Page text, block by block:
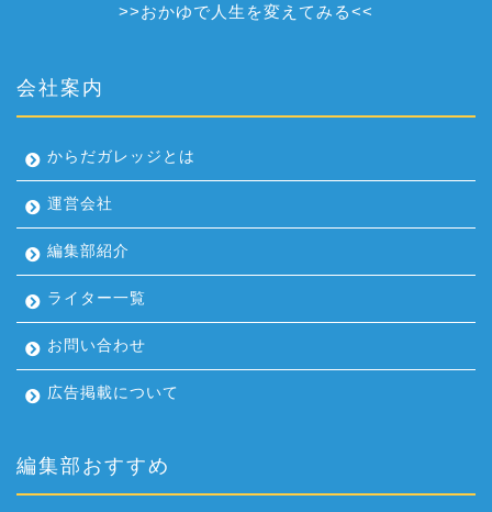
>>おかゆで人生を変えてみる<<
会社案内
からだガレッジとは
運営会社
編集部紹介
ライター一覧
お問い合わせ
広告掲載について
編集部おすすめ